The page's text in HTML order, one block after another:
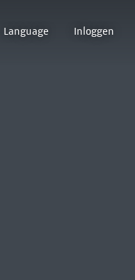
Language Inloggen